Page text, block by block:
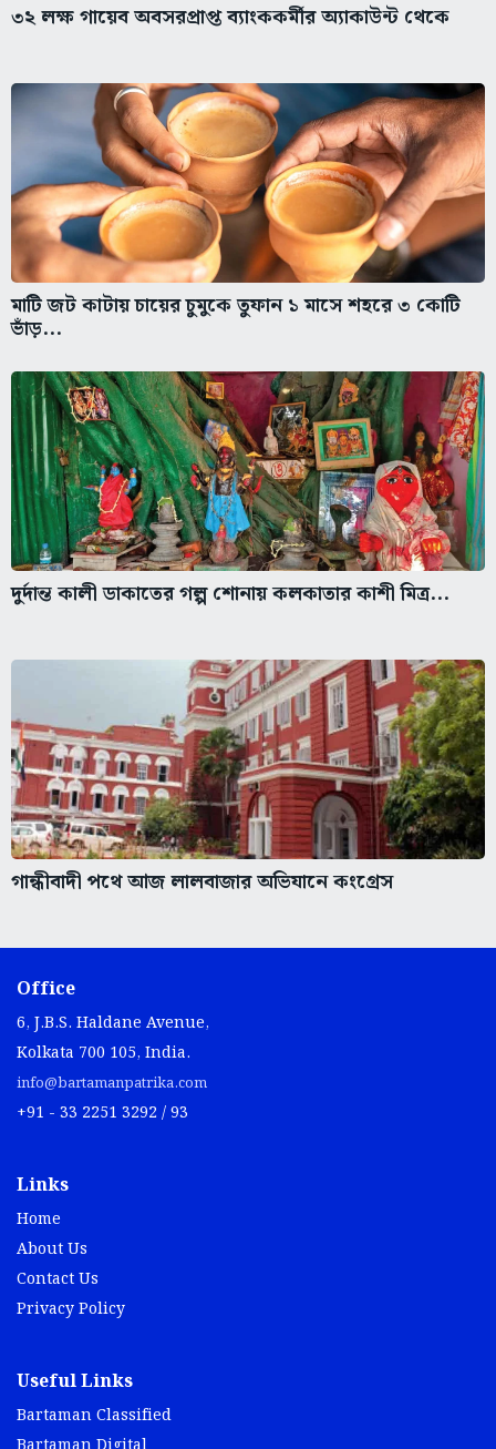
৩২ লক্ষ গায়েব অবসরপ্রাপ্ত ব্যাংককর্মীর অ্যাকাউন্ট থেকে
মাটি জট কাটায় চায়ের চুমুকে তুফান ১ মাসে শহরে ৩ কোটি
ভাঁড়...
দুর্দান্ত কালী ডাকাতের গল্প শোনায় কলকাতার কাশী মিত্র...
গান্ধীবাদী পথে আজ লালবাজার অভিযানে কংগ্রেস
Office
6, J.B.S. Haldane Avenue,
Kolkata 700 105, India.
info@bartamanpatrika.com
+91 - 33 2251 3292 / 93
Links
Home
About Us
Contact Us
Privacy Policy
Useful Links
Bartaman Classified